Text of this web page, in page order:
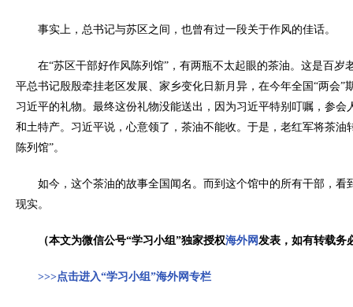
事实上，总书记与苏区之间，也曾有过一段关于作风的佳话。
在“苏区干部好作风陈列馆”，有两瓶不太起眼的茶油。这是百岁
平总书记殷殷牵挂老区发展、家乡变化日新月异，在今年全国“两会”
习近平的礼物。最终这份礼物没能送出，因为习近平特别叮嘱，参会
和土特产。习近平说，心意领了，茶油不能收。于是，老红军将茶油
陈列馆”。
如今，这个茶油的故事全国闻名。而到这个馆中的所有干部，看
现实。
（本文为微信公号“学习小组”独家授权海外网发表，如有转载务
>>>点击进入“学习小组”海外网专栏